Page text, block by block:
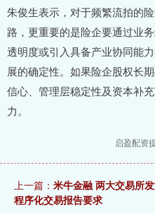
朱俊生表示，对于频繁流拍的
路，更重要的是险企要通过业
透明度或引入具备产业协同能
展的确定性。如果险企股权长
信心、管理层稳定性及资本补
力。
启盈配资
上一篇： 米牛金融 两大交易所
程序化交易报告要求